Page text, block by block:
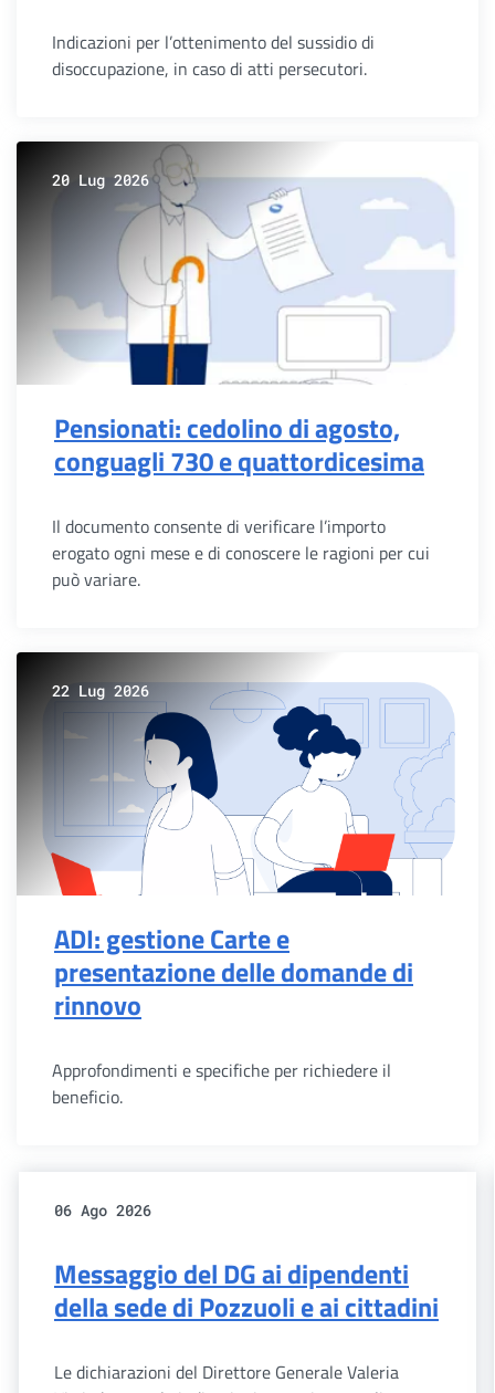
Indicazioni per l’ottenimento del sussidio di
disoccupazione, in caso di atti persecutori.
20 Lug 2026
Pensionati: cedolino di agosto,
conguagli 730 e quattordicesima
Il documento consente di verificare l’importo
erogato ogni mese e di conoscere le ragioni per cui
può variare.
22 Lug 2026
ADI: gestione Carte e
presentazione delle domande di
rinnovo
Approfondimenti e specifiche per richiedere il
beneficio.
06 Ago 2026
Messaggio del DG ai dipendenti
della sede di Pozzuoli e ai cittadini
Le dichiarazioni del Direttore Generale Valeria